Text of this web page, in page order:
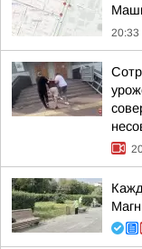
20:33